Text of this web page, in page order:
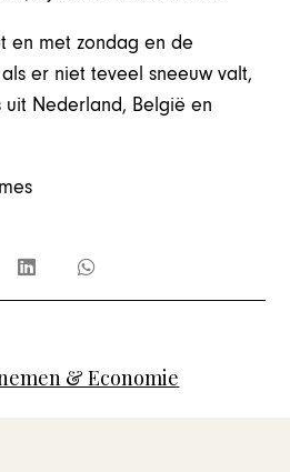
en met zondag en de
er niet teveel sneeuw valt,
uit Nederland, België en
& Economie